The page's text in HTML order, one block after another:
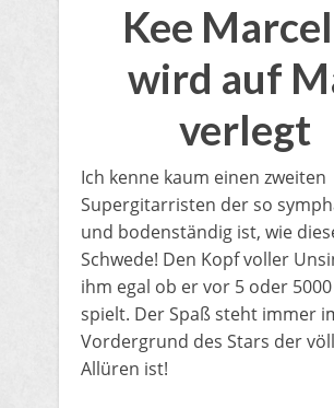
Kee
wird auf
verlegt
Ich kenne kaum einen zweiten
Supergitarristen der so
und bodenständig ist, wie
Schwede! Den Kopf voller
ihm egal ob er vor 5 oder 5000
spielt. Der Spaß steht immer
Vordergrund des Stars der
Allüren ist!